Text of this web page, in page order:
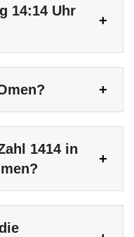
14:14 Uhr
1414 in